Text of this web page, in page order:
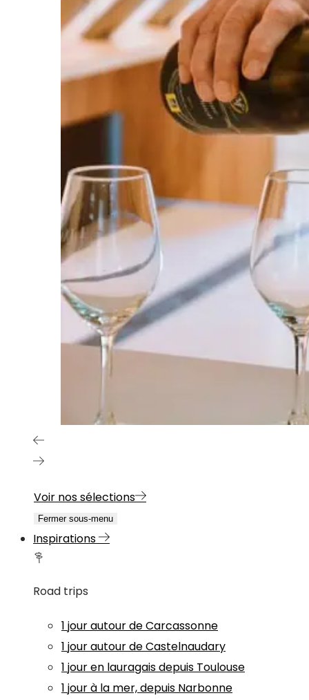
Voir nos sélections
Fermer sous-menu
Inspirations
Road trips
1 jour autour de Carcassonne
1 jour autour de Castelnaudary
1 jour en lauragais depuis Toulouse
1 jour à la mer, depuis Narbonne